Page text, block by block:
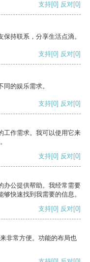
支持[0] 反对[0]
持联系，分享生活点滴。
支持[0] 反对[0]
的娱乐需求。
支持[0] 反对[0]
工作需求。我可以使用它来
支持[0] 反对[0]
办公提供帮助。我经常需要
快速找到我需要的信息。
支持[0] 反对[0]
非常方便。功能的布局也